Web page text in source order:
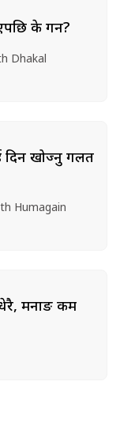
के गर्ने?
Dhakal
दिन खोज्नु गलत
Humagain
मनाङ कम